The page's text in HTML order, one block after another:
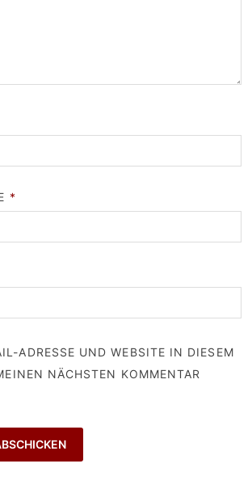
*
ADRESSE UND WEBSITE IN DIESEM
NÄCHSTEN KOMMENTAR